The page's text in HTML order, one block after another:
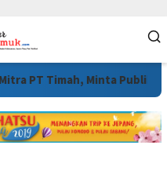
Minta Publik Hormati